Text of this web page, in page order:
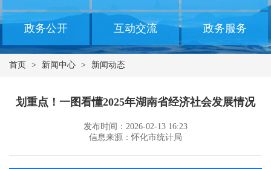
政务公开 互动交流 政务服务
首页 > 新闻中心 > 新闻动态
划重点！一图看懂2025年湖南省经济社会发展情况
发布时间：2026-02-13 16:23
信息来源：怀化市统计局